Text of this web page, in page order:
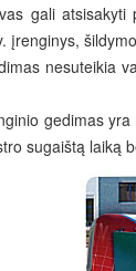
gali
įrenginys,
nesuteikia
gedimas
sugaištą laiką